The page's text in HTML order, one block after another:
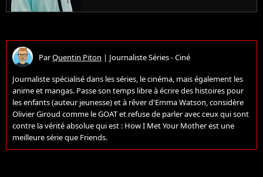
ParQuentin Piton | Journaliste Séries - Ciné
Journaliste spécialisé dans les séries, le cinéma, mais également les
anime et mangas. Passe son temps libre à écrire des histoires pour
les enfants (auteur jeunesse) et à rêver d'Emma Watson, considère
Olivier Giroud comme le GOAT et refuse de parler avec ceux qui sont
contre la vérité absolue qui est : How I Met Your Mother est une
meilleure série que Friends.